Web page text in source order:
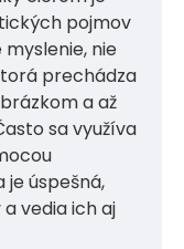
pojmov
nie
prechádza
a až
sa využíva
úspešná,
vedia ich aj